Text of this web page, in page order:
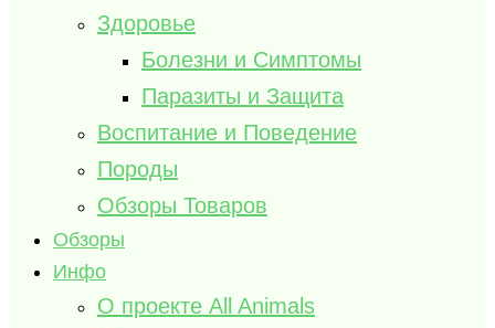
Здоровье
Болезни и Симптомы
Паразиты и Защита
Воспитание и Поведение
Породы
Обзоры Товаров
Обзоры
Инфо
О проекте All Animals